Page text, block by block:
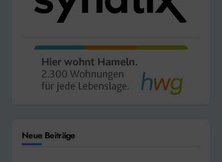
Neue Beiträge